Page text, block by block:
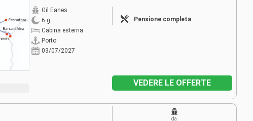
Gil Eanes
6 g
Cabina esterna
Porto
03/07/2027
Pensione completa
VEDERE LE OFFERTE
da